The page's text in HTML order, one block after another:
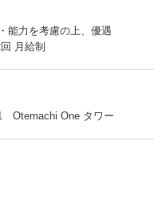
能力を考慮の上、優遇
月給制
Otemachi One タワー